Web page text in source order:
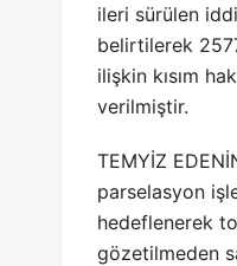
ileri sürülen
belirtilerek
ilişkin kısım
verilmiştir.
TEMYİZ
parselasyon
hedeflenerek
gözetilmeden